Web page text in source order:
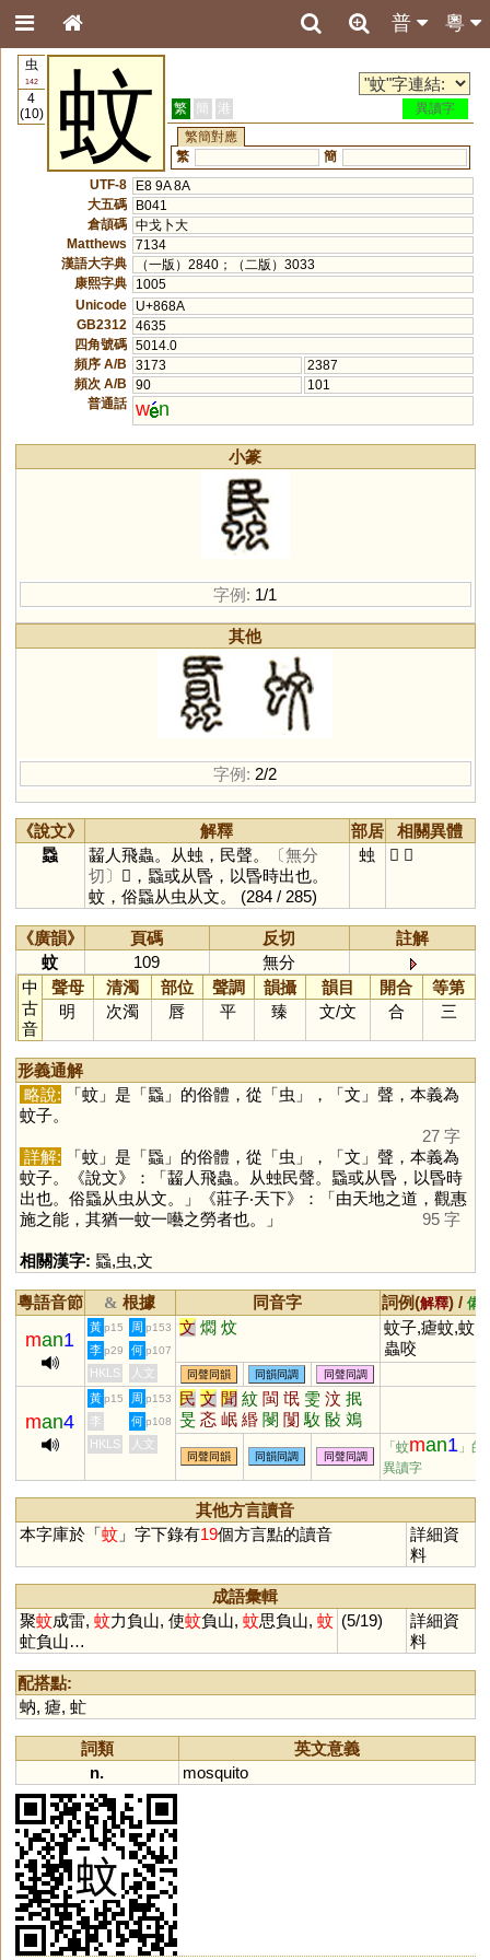
粵
普
虫
142
4
(10)
蚊 繁 簡 港
異讀字
繁簡對應
繁
簡
UTF-8
E8 9A 8A
大五碼
B041
倉頡碼 中戈卜大
Matthews
7134
漢語大字典
（一版）2840；（二版）3033
康熙字典
1005
Unicode
U+868A
GB2312
4635
四角號碼 5014.0
頻序 A/B
3173
2387
頻次 A/B
90
101
普通話 w n
小篆
字例: 1/1
其他
字例: 2/2
《說文》 解釋 部居
相關異體
蟁
齧人飛蟲。从䖵，民聲。
〔無分
切〕
𧓹，蟁或从昬，以昬時出也。
蚊，俗蟁从虫从文。 (284 / 285)
䖵 𧓹 蚊
《廣韻》 頁碼 反切
註解
蚊
109
無分
中
古
音
聲母 清濁 部位 聲調 韻攝 韻目 開合
等第
明
次濁 唇 平 臻 文/文 合 三
形義通解
略說: 「蚊」是「蟁 」的俗體，從「虫 」，「文 」聲，本義為
蚊子。
27 字
詳解: 「蚊」是「蟁 」的俗體，從「虫 」，「文 」聲，本義為
蚊子。《說文》：「齧人飛蟲。从䖵民聲。蟁或从昬，以昬時
出也。俗蟁从虫从文。」《莊子‧天下》：「由天地之道，觀惠
施之能，其猶一蚊一囈之勞者也。」
95 字
相關漢字: 蟁,虫,文
粵語音節 & 根據 同音字 詞例(解釋) / 備
man1
黃 p15 周 p153 文 燜 炆
蚊子,瘧蚊,蚊叮
蟲咬
李 p29 何 p107
HKLS 人文 同聲同韻 同韻同調 同聲同調
man4
黃 p15 周 p153 民 文 聞 紋 閩 氓 雯 汶 抿
旻 忞 岷 緡 閿 闅 駇 敯 鳼
錉 鈱 蕄 芠 閺 琝 崏 魰 甿
璺 鼆 鼤 痻 罠 玟 旼 苠
李 何 p108
HKLS 人文
同聲同韻 同韻同調 同聲同調
「蚊man1 」的
異讀字
其他方言讀音
本字庫於「蚊」字下錄有19個方言點的讀音
詳細資
料
成語彙輯
聚蚊成雷, 蚊力負山, 使蚊負山, 蚊思負山, 蚊
虻負山…
(5/19)
詳細資
料
配搭點:
蚋, 瘧, 虻
詞類
英文意義
n.
mosquito